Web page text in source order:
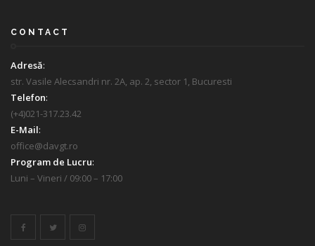
CONTACT
Adresă:
str. Vasile Alecsandri nr. 2A, ap. 2, sector 1, Bucuresti
Telefon:
(+4)021-317.23.42
E-Mail:
office@davgt.ro
Program de Lucru:
Luni – Vineri / 09:00 – 17:00